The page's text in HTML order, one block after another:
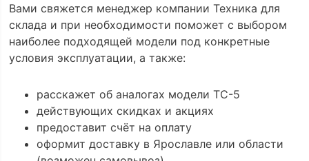
Вами свяжется менеджер компании Техника для
склада и при необходимости поможет с выбором
наиболее подходящей модели под конкретные
условия эксплуатации, а также:
расскажет об аналогах модели ТС-5
действующих скидках и акциях
предоставит счёт на оплату
оформит доставку в Ярославле или области